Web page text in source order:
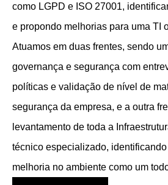
como LGPD e ISO 27001,
e propondo melhorias para uma TI
Atuamos em duas frentes, sendo
governança e segurança com
políticas e validação de nível de
segurança da empresa, e a outra
levantamento de toda a
técnico especializado,
melhoria no ambiente como um